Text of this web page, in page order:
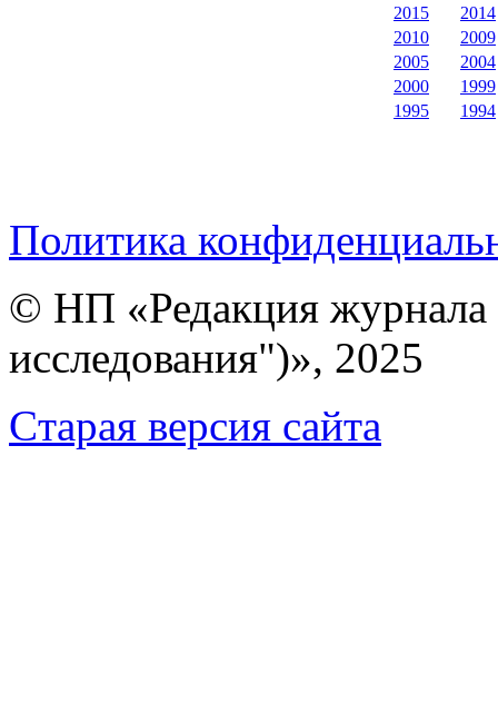
2015
2014
2010
2009
2005
2004
2000
1999
1995
1994
Политика
© НП «Редакция
исследования")», 2025
Cтарая версия сайта